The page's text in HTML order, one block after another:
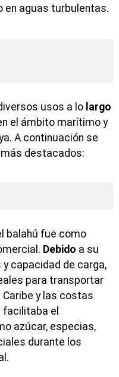
en aguas turbulentas.
usos a lo largo
el ámbito marítimo y
A continuación se
destacados:
balahú fue como
Debido a su
capacidad de carga,
para transportar
y las costas
facilitaba el
azúcar, especias,
durante los